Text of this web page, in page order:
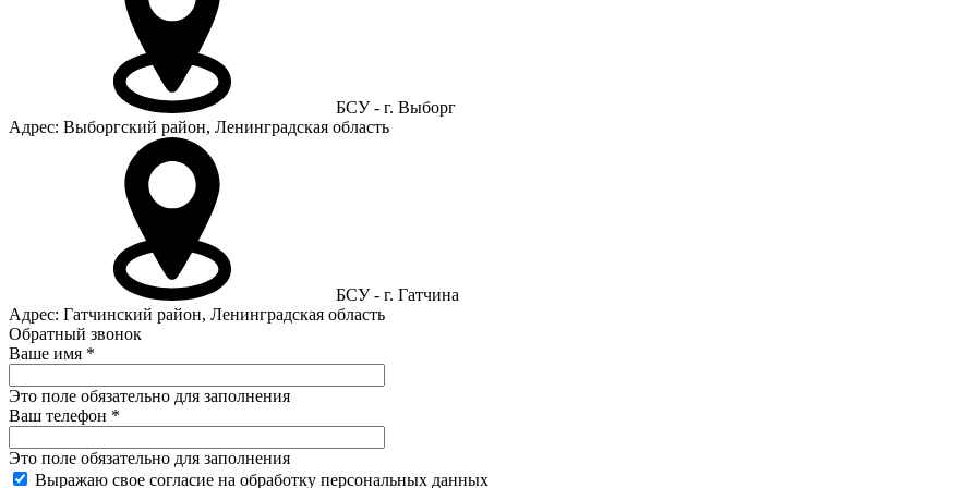
БСУ - г. Выборг
Адрес: Выборгский район, Ленинградская область
БСУ - г. Гатчина
Адрес: Гатчинский район, Ленинградская область
Обратный звонок
Ваше имя *
Это поле обязательно для заполнения
Ваш телефон *
Это поле обязательно для заполнения
Выражаю свое согласие на обработку персональных данных